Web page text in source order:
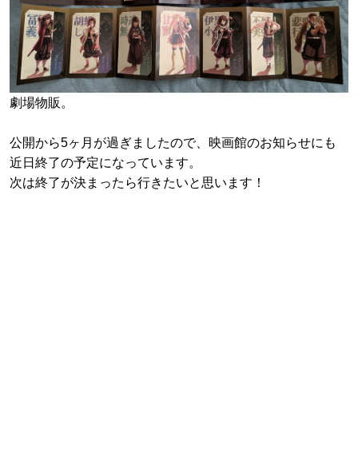
劇場物販。
公開から5ヶ月が過ぎましたので、映画館のお知らせにも
近日終了の予定になっています。
次は終了が決まったら行きたいと思います！